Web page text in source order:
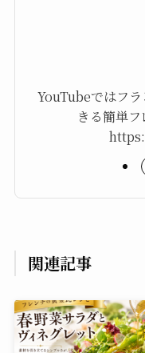
YouTubeではフ
きる簡単フ
関連記事